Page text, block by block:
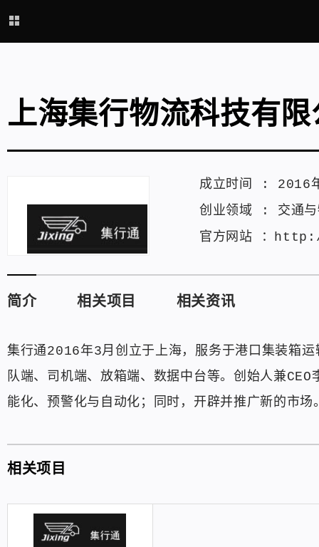
上海集行物流科技有
成立时间 : 2016
创业领域 : 交通
官方网站 ：
简介 相关项目 相关资讯
集行通2016年3月创立于上海，服务于港口集装箱
队端、司机端、放箱端、数据中台等。创始人兼
能化、预警化与自动化；同时，开辟并推广新的市场
相关项目